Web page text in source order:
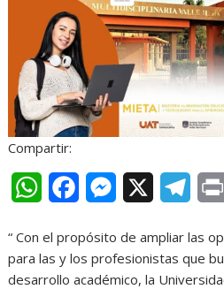
r
Compartir:
W
a
t
c
e
M
s
s
l
e
“ Con el propósito de ampliar las
para las y los profesionistas que
desarrollo académico, la